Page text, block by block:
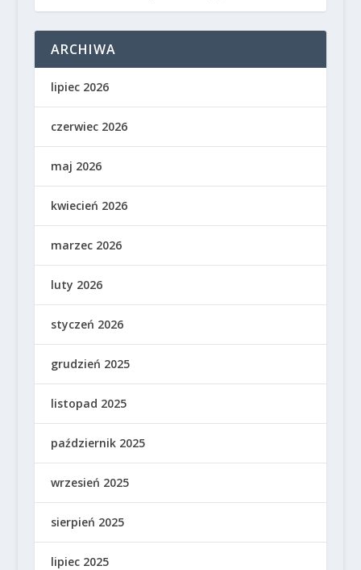
ARCHIWA
lipiec 2026
czerwiec 2026
maj 2026
kwiecień 2026
marzec 2026
luty 2026
styczeń 2026
grudzień 2025
listopad 2025
październik 2025
wrzesień 2025
sierpień 2025
lipiec 2025